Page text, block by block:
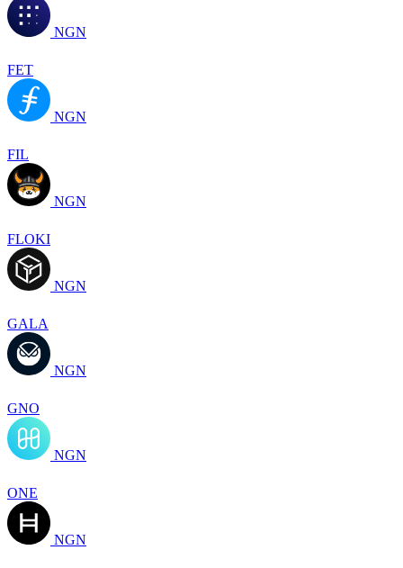
NGN
FET
NGN
FIL
NGN
FLOKI
NGN
GALA
NGN
GNO
NGN
ONE
NGN